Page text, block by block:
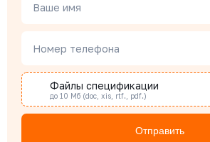
Наталья Гомонова
Бондарюк Евгения
Специалист отдела продаж
Ваше имя
Номер телефона
Файлы спецификации
до 10 Мб (doc, xis, rtf., pdf.)
Отправить